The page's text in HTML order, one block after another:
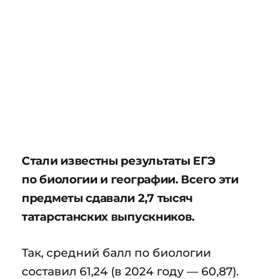
Стали известны результаты ЕГЭ
по биологии и географии. Всего эти
предметы сдавали 2,7 тысяч
татарстанских выпускников.
Так, средний балл по биологии
составил 61,24 (в 2024 году — 60,87).